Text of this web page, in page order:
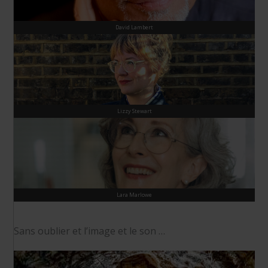
David Lambert
Lizzy Stewart
Lara Marlowe
Sans oublier et l’image et le son …